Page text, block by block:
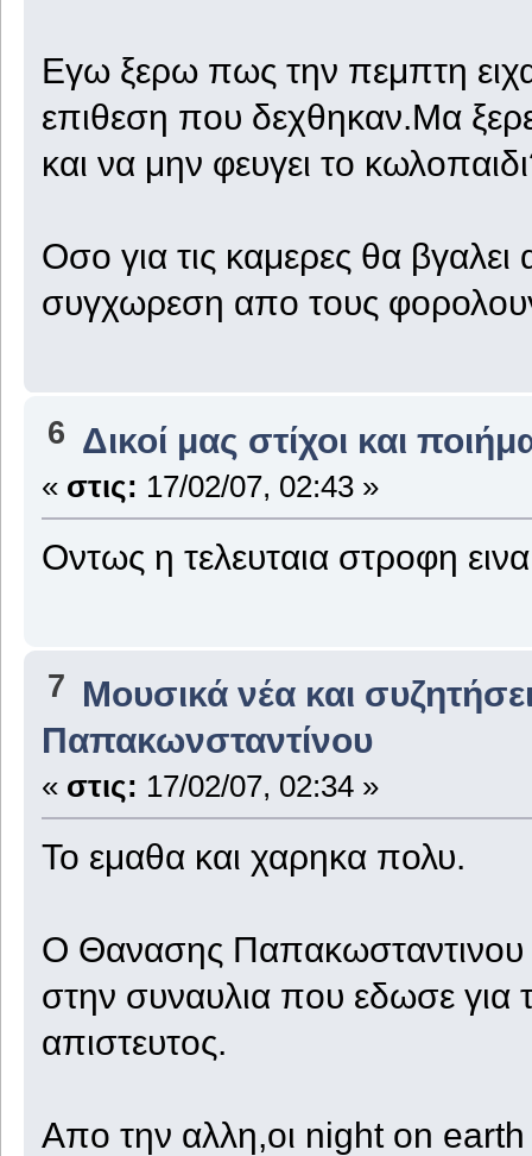
Εγω ξερω πως την πεμπτη
επιθεση που δεχθηκαν.Μα
και να μην φευγει το
Οσο για τις καμερες θα
συγχωρεση απο τους
6 Δικοί μας στίχοι και
« στις: 17/02/07, 02:43 »
Οντως η τελευταια στροφη
7 Μουσικά νέα και
Παπακωνσταντίνου
« στις: 17/02/07, 02:34 »
Το εμαθα και χαρηκα πολυ.
Ο Θανασης Παπακωσταντινου
στην συναυλια που εδωσε για
απιστευτος.
Απο την αλλη,οι night on